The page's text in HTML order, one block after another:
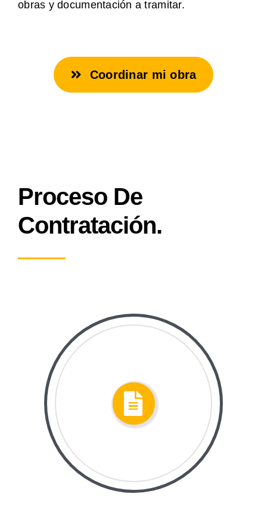
obras y documentación a tramitar.
Coordinar mi obra
Proceso De
Contratación.